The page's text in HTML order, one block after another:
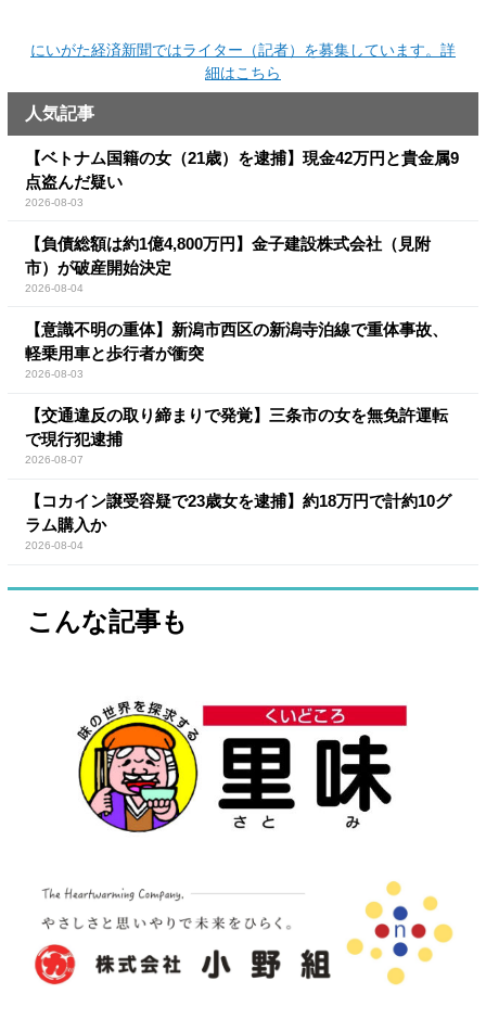
にいがた経済新聞ではライター（記者）を募集しています。詳
細はこちら
人気記事
【ベトナム国籍の女（21歳）を逮捕】現金42万円と貴金属9
点盗んだ疑い
2026-08-03
【負債総額は約1億4,800万円】金子建設株式会社（見附
市）が破産開始決定
2026-08-04
【意識不明の重体】新潟市西区の新潟寺泊線で重体事故、
軽乗用車と歩行者が衝突
2026-08-03
【交通違反の取り締まりで発覚】三条市の女を無免許運転
で現行犯逮捕
2026-08-07
【コカイン譲受容疑で23歳女を逮捕】約18万円で計約10グ
ラム購入か
2026-08-04
こんな記事も